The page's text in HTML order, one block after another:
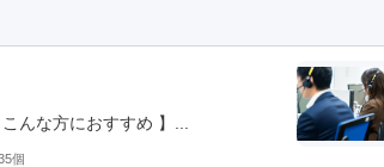
んな方におすすめ 】...
個